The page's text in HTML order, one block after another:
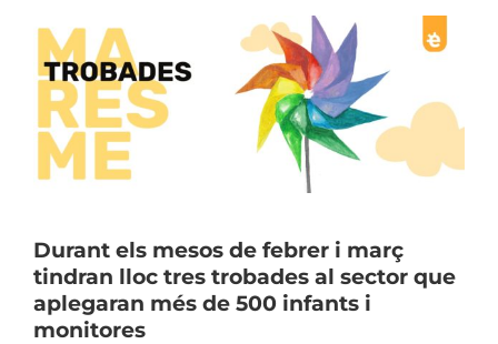
View
Larger
Image
Durant els mesos de febrer i març
tindran lloc tres trobades al sector que
aplegaran més de 500 infants i
monitores